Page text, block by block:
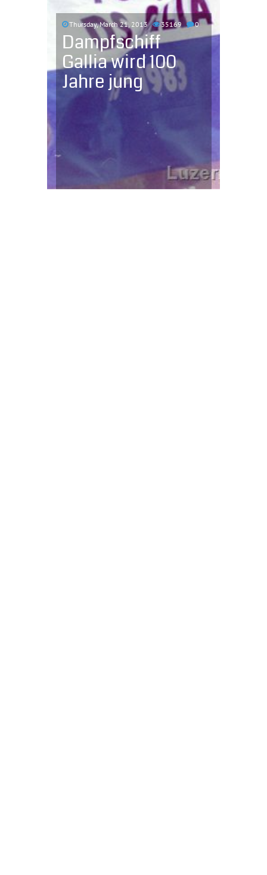
Thursday, March 21, 2013 35169 0
Dampfschiff
Gallia wird 100
Jahre jung